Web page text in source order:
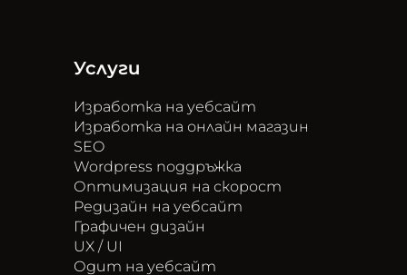
Услуги
Изработка на уебсайт
Изработка на онлайн магазин
SEO
Wordpress поддръжка
Оптимизация на скорост
Редизайн на уебсайт
Графичен дизайн
UX / UI
Одит на уебсайт